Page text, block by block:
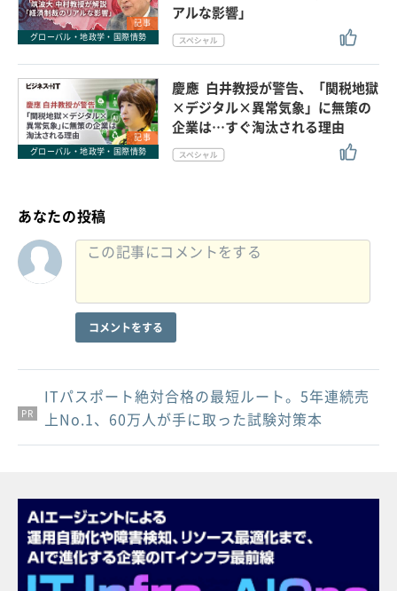
記事
グローバル・地政学・国際情勢
アルな影響」
記事
グローバル・地政学・国際情勢
慶應 白井教授が警告、「関税地獄
×デジタル×異常気象」に無策の
企業は…すぐ淘汰される理由
あなたの投稿
コメントをする
PR
PR
PR
ITパスポート絶対合格の最短ルート。5年連続売
上No.1、60万人が手に取った試験対策本